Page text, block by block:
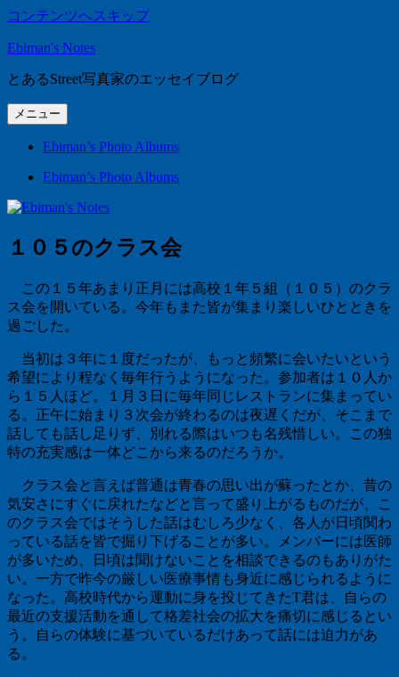
コンテンツへスキップ
Ebiman's Notes
とあるStreet写真家のエッセイブログ
メニュー
Ebiman’s Photo Albums
Ebiman’s Photo Albums
１０５のクラス会
この１５年あまり正月には高校１年５組（１０５）のクラ
ス会を開いている。今年もまた皆が集まり楽しいひとときを
過ごした。
当初は３年に１度だったが、もっと頻繁に会いたいという
希望により程なく毎年行うようになった。参加者は１０人か
ら１５人ほど。１月３日に毎年同じレストランに集まってい
る。正午に始まり３次会が終わるのは夜遅くだが、そこまで
話しても話し足りず、別れる際はいつも名残惜しい。この独
特の充実感は一体どこから来るのだろうか。
クラス会と言えば普通は青春の思い出が蘇ったとか、昔の
気安さにすぐに戻れたなどと言って盛り上がるものだが、こ
のクラス会ではそうした話はむしろ少なく、各人が日頃関わ
っている話を皆で掘り下げることが多い。メンバーには医師
が多いため、日頃は聞けないことを相談できるのもありがた
い。一方で昨今の厳しい医療事情も身近に感じられるように
なった。高校時代から運動に身を投じてきたT君は、自らの
最近の支援活動を通して格差社会の拡大を痛切に感じるとい
う。自らの体験に基づいているだけあって話には迫力があ
る。